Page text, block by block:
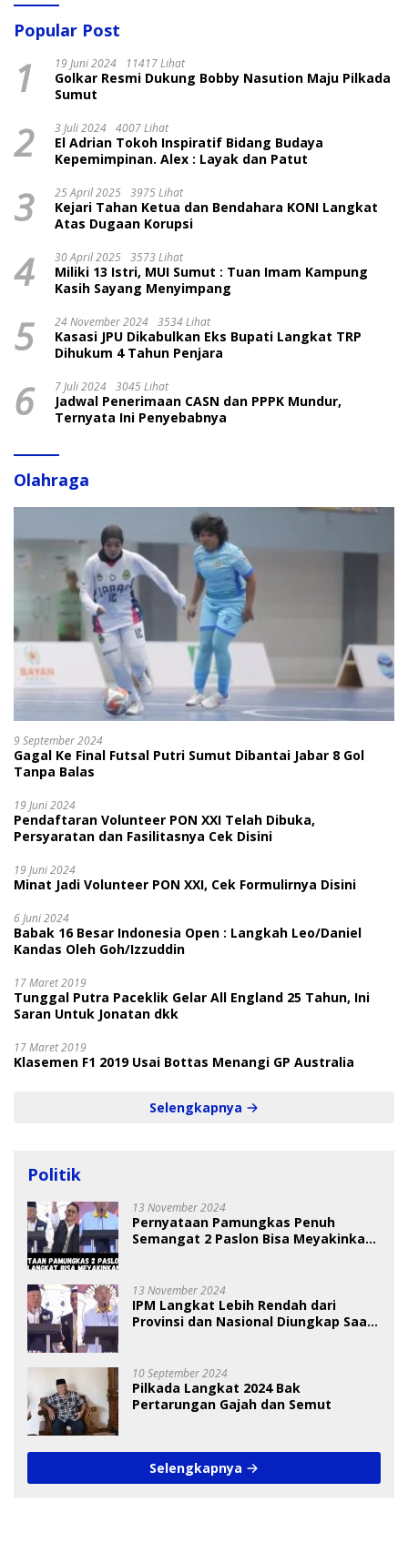
Popular Post
1 19 Juni 2024 11417 Lihat
Golkar Resmi Dukung Bobby Nasution Maju Pilkada
Sumut
2 3 Juli 2024 4007 Lihat
El Adrian Tokoh Inspiratif Bidang Budaya
Kepemimpinan. Alex : Layak dan Patut
3 25 April 2025 3975 Lihat
Kejari Tahan Ketua dan Bendahara KONI Langkat
Atas Dugaan Korupsi
4 30 April 2025 3573 Lihat
Miliki 13 Istri, MUI Sumut : Tuan Imam Kampung
Kasih Sayang Menyimpang
5 24 November 2024 3534 Lihat
Kasasi JPU Dikabulkan Eks Bupati Langkat TRP
Dihukum 4 Tahun Penjara
6 7 Juli 2024 3045 Lihat
Jadwal Penerimaan CASN dan PPPK Mundur,
Ternyata Ini Penyebabnya
Olahraga
9 September 2024
Gagal Ke Final Futsal Putri Sumut Dibantai Jabar 8 Gol
Tanpa Balas
19 Juni 2024
Pendaftaran Volunteer PON XXI Telah Dibuka,
Persyaratan dan Fasilitasnya Cek Disini
19 Juni 2024
Minat Jadi Volunteer PON XXI, Cek Formulirnya Disini
6 Juni 2024
Babak 16 Besar Indonesia Open : Langkah Leo/Daniel
Kandas Oleh Goh/Izzuddin
17 Maret 2019
Tunggal Putra Paceklik Gelar All England 25 Tahun, Ini
Saran Untuk Jonatan dkk
17 Maret 2019
Klasemen F1 2019 Usai Bottas Menangi GP Australia
Selengkapnya
Politik
13 November 2024
Pernyataan Pamungkas Penuh
Semangat 2 Paslon Bisa Meyakinkan
13 November 2024
IPM Langkat Lebih Rendah dari
Provinsi dan Nasional Diungkap Saat
10 September 2024
Pilkada Langkat 2024 Bak
Pertarungan Gajah dan Semut
Selengkapnya